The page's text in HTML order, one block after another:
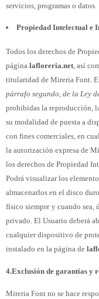
servicios, programas o datos.
Propiedad Intelectual e
Todos los derechos de
página lafloreria.net, así
titularidad de Mireria Font.
párrafo segundo, de la Ley
prohibidas la reproducción,
su modalidad de puesta a
con fines comerciales, en
la autorización expresa de
los derechos de Propiedad
Podrá visualizar los
almacenarlos en el disco
físico siempre y cuando sea,
privado. El Usuario deberá
cualquier dispositivo de
instalado en la página de
4.Exclusión de garantías y
Mireria Font no se hace